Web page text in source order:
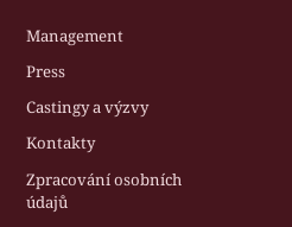
Management
Press
Castingy a výzvy
Kontakty
Zpracování osobních
údajů